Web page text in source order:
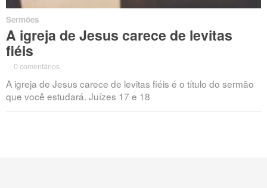
Sermões
A igreja de Jesus carece de levitas
fiéis
0 comentários
A igreja de Jesus carece de levitas fiéis é o título do sermão
que você estudará. Juízes 17 e 18